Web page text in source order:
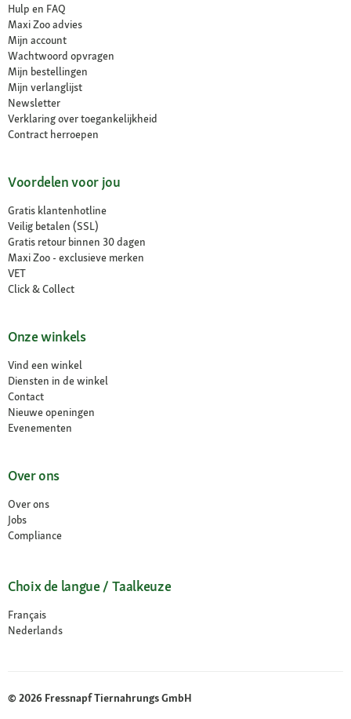
Hulp en FAQ
Maxi Zoo advies
Mijn account
Wachtwoord opvragen
Mijn bestellingen
Mijn verlanglijst
Newsletter
Verklaring over toegankelijkheid
Contract herroepen
Voordelen voor jou
Gratis klantenhotline
Veilig betalen (SSL)
Gratis retour binnen 30 dagen
Maxi Zoo - exclusieve merken
VET
Click & Collect
Onze winkels
Vind een winkel
Diensten in de winkel
Contact
Nieuwe openingen
Evenementen
Over ons
Over ons
Jobs
Compliance
Choix de langue / Taalkeuze
Français
Nederlands
© 2026 Fressnapf Tiernahrungs GmbH